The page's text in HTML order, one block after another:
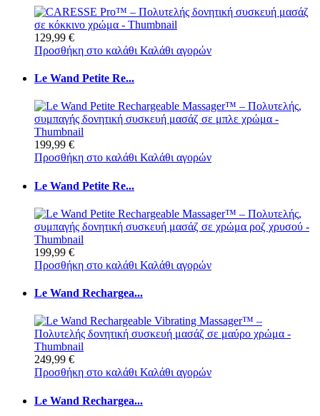
129,99 €
Προσθήκη στο καλάθι Καλάθι αγορών
Le Wand Petite Re...
199,99 €
Προσθήκη στο καλάθι Καλάθι αγορών
Le Wand Petite Re...
199,99 €
Προσθήκη στο καλάθι Καλάθι αγορών
Le Wand Rechargea...
249,99 €
Προσθήκη στο καλάθι Καλάθι αγορών
Le Wand Rechargea...